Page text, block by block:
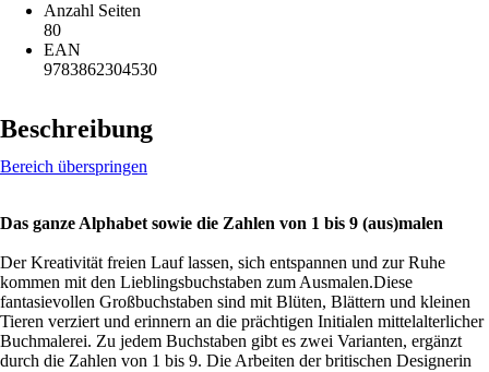
Anzahl Seiten
80
EAN
9783862304530
Beschreibung
Bereich überspringen
Das ganze Alphabet sowie die Zahlen von 1 bis 9 (aus)malen
Der Kreativität freien Lauf lassen, sich entspannen und zur Ruhe
kommen mit den Lieblingsbuchstaben zum Ausmalen.Diese
fantasievollen Großbuchstaben sind mit Blüten, Blättern und kleinen
Tieren verziert und erinnern an die prächtigen Initialen mittelalterlicher
Buchmalerei. Zu jedem Buchstaben gibt es zwei Varianten, ergänzt
durch die Zahlen von 1 bis 9. Die Arbeiten der britischen Designerin